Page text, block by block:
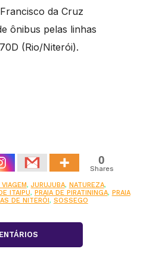
da Cruz
ônibus pelas linhas
(Rio/Niterói).
0
Shares
, JURUJUBA, NATUREZA,
ITAIPU, PRAIA DE PIRATININGA, PRAIA
DE NITERÓI, SOSSEGO